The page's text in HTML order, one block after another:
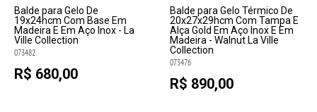
Eletro
Bar
Decor
Balde para Gelo De
19x24hcm Com Base Em
Madeira E Em Aço Inox - La
Ville Collection
073482
R$ 680,00
Balde para Gelo Térmico De
20x27x29hcm Com Tampa E
Alça Gold Em Aço Inox E Em
Madeira - Walnut La Ville
Collection
073476
R$ 890,00